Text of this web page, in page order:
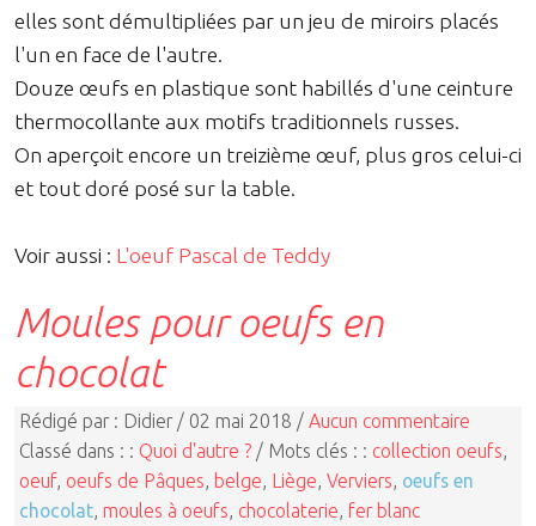
elles sont démultipliées par un jeu de miroirs placés
l'un en face de l'autre.
Douze œufs en plastique sont habillés d'une ceinture
thermocollante aux motifs traditionnels russes.
On aperçoit encore un treizième œuf, plus gros celui-ci
et tout doré posé sur la table.
Voir aussi : L'oeuf Pascal de Teddy
Moules pour oeufs en
chocolat
Rédigé par : Didier / 02 mai 2018 / Aucun commentaire
Classé dans : : Quoi d'autre ? / Mots clés : : collection oeufs,
oeuf, oeufs de Pâques, belge, Liège, Verviers, oeufs en
chocolat, moules à oeufs, chocolaterie, fer blanc